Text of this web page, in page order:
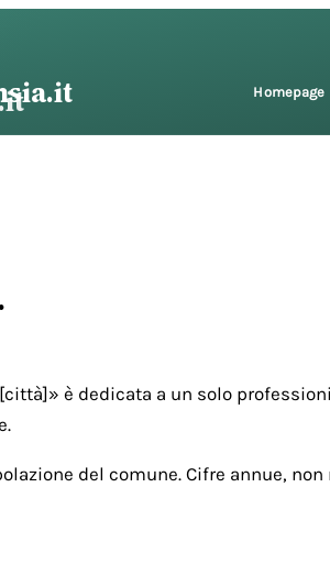
Homepage
è dedicata a un solo
del comune. Cifre annue,